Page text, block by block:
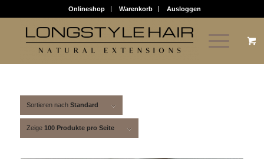
Onlineshop Warenkorb Ausloggen
Sortieren nach Standard
Zeige 100 Produkte pro Seite